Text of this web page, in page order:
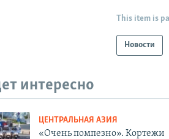
This item is
Новости
интересно
ЦЕНТРАЛЬНАЯ АЗИЯ
«Очень помпезно». Кортежи